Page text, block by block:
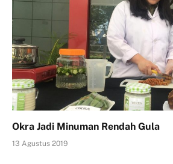
Okra Jadi Minuman Rendah Gula
13 Agustus 2019